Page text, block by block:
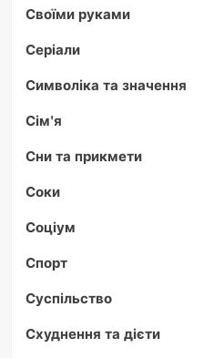
Своїми руками
Серіали
Символіка та значення
Сім'я
Сни та прикмети
Соки
Соціум
Спорт
Суспільство
Схуднення та дієти